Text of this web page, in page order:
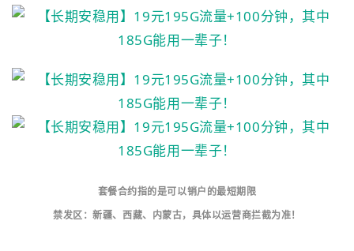
湖
卡
套餐合约指的是可以销户的最短期限
禁发区：新疆、西藏、内蒙古，具体以运营商拦截为准！